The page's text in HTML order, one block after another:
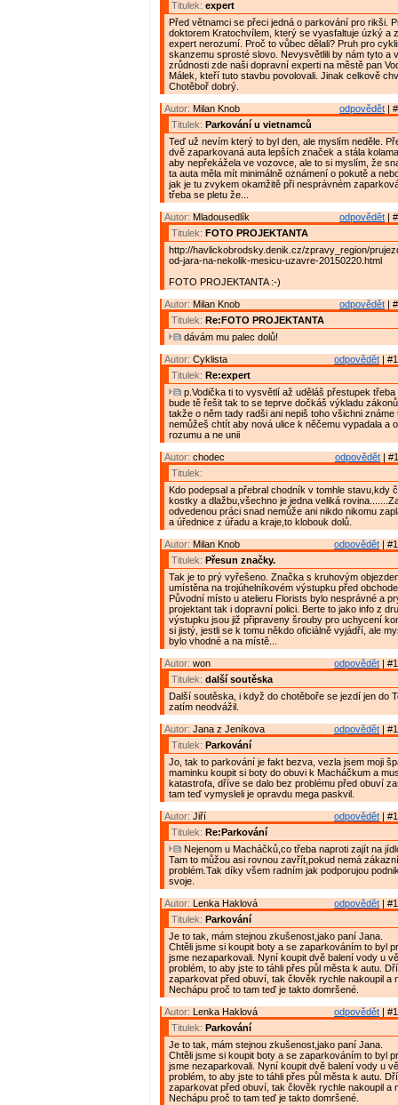
Titulek: expert
Před větnamci se přeci jedná o parkování pro rikši.
doktorem Kratochvílem, který se vyasfaltuje úzký a
expert nerozumí. Proč to vůbec dělali? Pruh pro
skanzemu sprosté slovo. Nevysvětlili by nám tyto a
zrůdnosti zde naši dopravní experti na městě pan
Málek, kteří tuto stavbu povolovali. Jinak celkově
Chotěboř dobrý.
odpovědět |
Autor: Milan Knob
Titulek: Parkování u vietnamců
Teď už nevím který to byl den, ale myslím neděle.
dvě zaparkovaná auta lepších značek a stála
aby nepřekážela ve vozovce, ale to si myslím, že
ta auta měla mít minimálně oznámení o pokutě a
jak je tu zvykem okamžitě při nesprávném
třeba se pletu že...
odpovědět |
Autor: Mladousedlík
Titulek: FOTO PROJEKTANTA
http://havlickobrodsky.denik.cz/zpravy_region/
od-jara-na-nekolik-mesicu-uzavre-20150220.html
FOTO PROJEKTANTA :-)
odpovědět |
Autor: Milan Knob
Titulek: Re:FOTO PROJEKTANTA
dávám mu palec dolů!
odpovědět |
Autor: Cyklista
Titulek: Re:expert
p.Vodička ti to vysvětlí až uděláš přestupek
bude tě řešit tak to se teprve dočkáš výkladu
takže o něm tady radši ani nepiš toho všichni známe
nemůžeš chtít aby nová ulice k něčemu vypadala a
rozumu a ne unii
odpovědět |
Autor: chodec
Titulek:
Kdo podepsal a přebral chodník v tomhle stavu,kdy
kostky a dlažbu,všechno je jedna veliká
odvedenou práci snad nemůže ani nikdo nikomu
a úřednice z úřadu a kraje,to klobouk dolů.
odpovědět |
Autor: Milan Knob
Titulek: Přesun značky.
Tak je to prý vyřešeno. Značka s kruhovým
umístěna na trojúhelníkovém výstupku před
Původní místo u atelieru Florists bylo nesprávné a
projektant tak i dopravní polici. Berte to jako info z
výstupku jsou již připraveny šrouby pro uchycení
si jistý, jestli se k tomu někdo oficiálně vyjádří, ale
bylo vhodné a na místě...
odpovědět |
Autor: won
Titulek: další soutěska
Další soutěska, i když do chotěboře se jezdí jen do
zatím neodvážil.
odpovědět |
Autor: Jana z Jeníkova
Titulek: Parkování
Jo, tak to parkování je fakt bezva, vezla jsem moji
maminku koupit si boty do obuvi k Macháčkum a
katastrofa, dříve se dalo bez problému před obuví
tam teď vymysleli je opravdu mega paskvil.
odpovědět |
Autor: Jiří
Titulek: Re:Parkování
Nejenom u Macháčků,co třeba naproti zajít na
Tam to můžou asi rovnou zavřít,pokud nemá
problém.Tak díky všem radním jak podporujou
svoje.
odpovědět |
Autor: Lenka Haklová
Titulek: Parkování
Je to tak, mám stejnou zkušenost,jako paní Jana.
Chtěli jsme si koupit boty a se zaparkováním to byl
jsme nezaparkovali. Nyní koupit dvě balení vody u
problém, to aby jste to táhli přes půl města k autu.
zaparkovat před obuví, tak člověk rychle nakoupil a
Nechápu proč to tam teď je takto domršené.
odpovědět |
Autor: Lenka Haklová
Titulek: Parkování
Je to tak, mám stejnou zkušenost,jako paní Jana.
Chtěli jsme si koupit boty a se zaparkováním to byl
jsme nezaparkovali. Nyní koupit dvě balení vody u
problém, to aby jste to táhli přes půl města k autu.
zaparkovat před obuví, tak člověk rychle nakoupil a
Nechápu proč to tam teď je takto domršené.